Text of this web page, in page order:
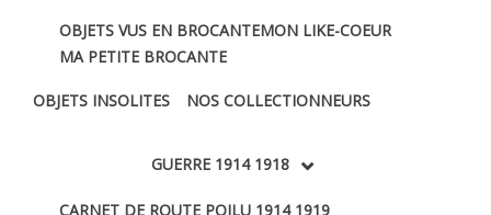
OBJETS VUS EN BROCANTEMON LIKE-COEUR
MA PETITE BROCANTE
OBJETS INSOLITES NOS COLLECTIONNEURS
GUERRE 1914 1918
CARNET DE ROUTE POILU 1914 1919